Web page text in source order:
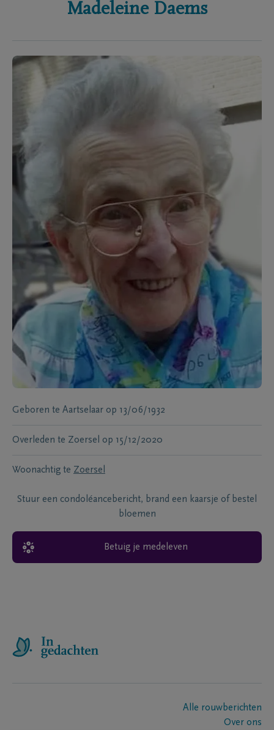
Madeleine Daems
Geboren te Aartselaar op 13/06/1932
Overleden te Zoersel op 15/12/2020
Woonachtig te Zoersel
Stuur een condoléancebericht, brand een kaarsje of bestel
bloemen
Betuig je medeleven
Alle rouwberichten
Over ons